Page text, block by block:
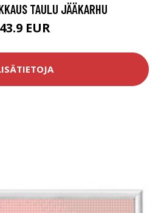
TAULU JÄÄKARHU
43.9 EUR